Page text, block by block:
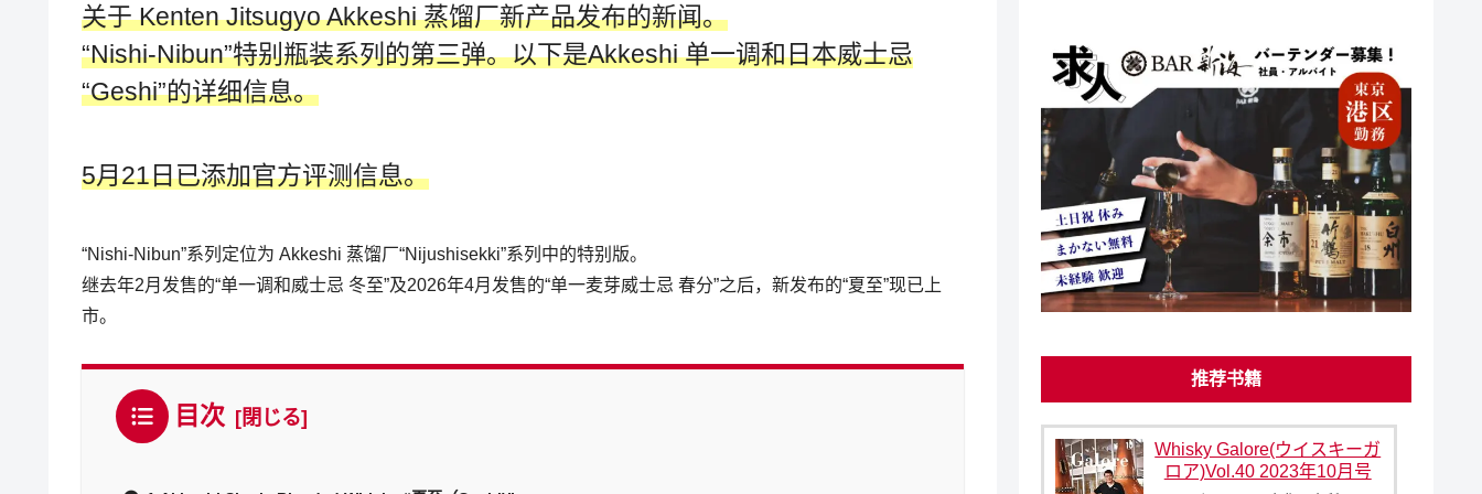
关于 Kenten Jitsugyo Akkeshi 蒸馏厂新产品发布的新闻。
“Nishi-Nibun”特别瓶装系列的第三弹。以下是Akkeshi 单一调和日本威士忌
“Geshi”的详细信息。
5月21日已添加官方评测信息。
“Nishi-Nibun”系列定位为 Akkeshi 蒸馏厂“Nijushisekki”系列中的特别版。
继去年2月发售的“单一调和威士忌 冬至”及2026年4月发售的“单一麦芽威士忌 春分”之后，新发布的“夏至”现已上
市。
目次
推荐书籍
Whisky Galore(ウイスキーガ
ロア)Vol.40 2023年10月号